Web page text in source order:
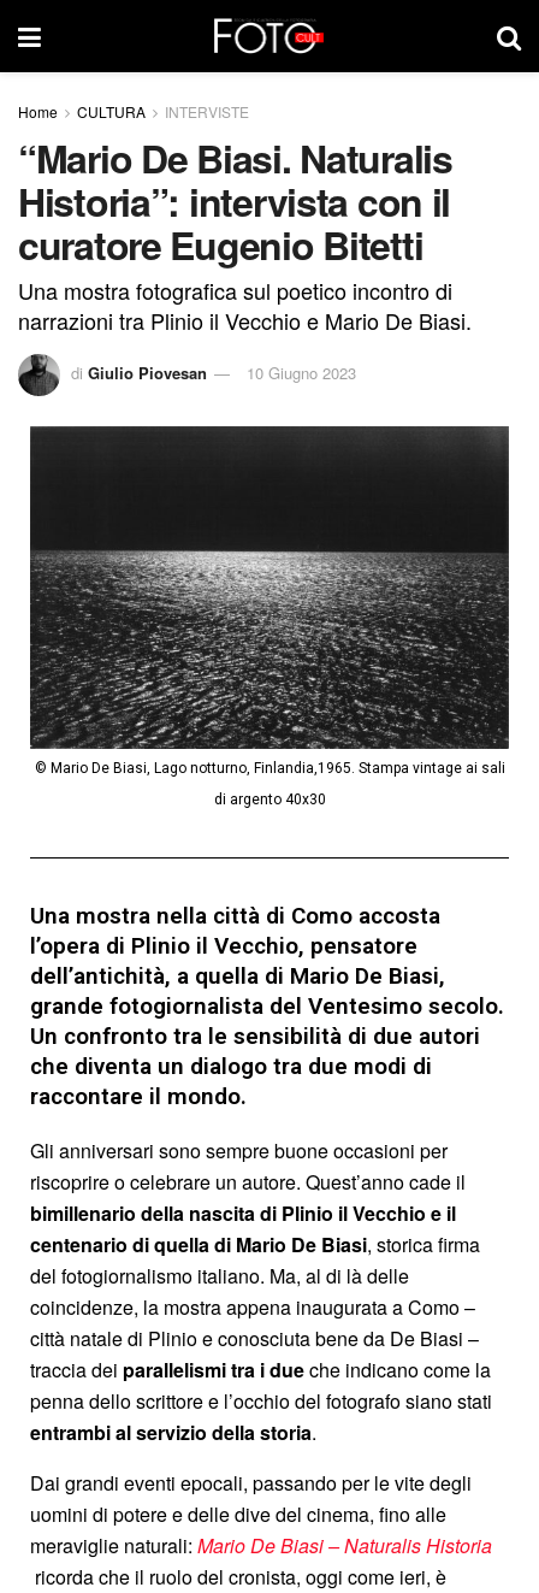
Home CULTURA INTERVISTE
“Mario De Biasi. Naturalis
Historia”: intervista con il
curatore Eugenio Bitetti
Una mostra fotografica sul poetico incontro di
narrazioni tra Plinio il Vecchio e Mario De Biasi.
di Giulio Piovesan 10 Giugno 2023
© Mario De Biasi, Lago notturno, Finlandia,1965. Stampa vintage ai sali
di argento 40x30
Una mostra nella città di Como accosta
l’opera di Plinio il Vecchio, pensatore
dell’antichità, a quella di Mario De Biasi,
grande fotogiornalista del Ventesimo secolo.
Un confronto tra le sensibilità di due autori
che diventa un dialogo tra due modi di
raccontare il mondo.
Gli anniversari sono sempre buone occasioni per
riscoprire o celebrare un autore. Quest’anno cade il
bimillenario della nascita di Plinio il Vecchio e il
centenario di quella di Mario De Biasi, storica firma
del fotogiornalismo italiano. Ma, al di là delle
coincidenze, la mostra appena inaugurata a Como –
città natale di Plinio e conosciuta bene da De Biasi –
traccia dei parallelismi tra i dueche indicano come la
penna dello scrittore e l’occhio del fotografo siano stati
entrambi al servizio della storia.
Dai grandi eventi epocali, passando per le vite degli
uomini di potere e delle dive del cinema, fino alle
meraviglie naturali: Mario De Biasi – Naturalis Historia
ricorda che il ruolo del cronista, oggi come ieri, è